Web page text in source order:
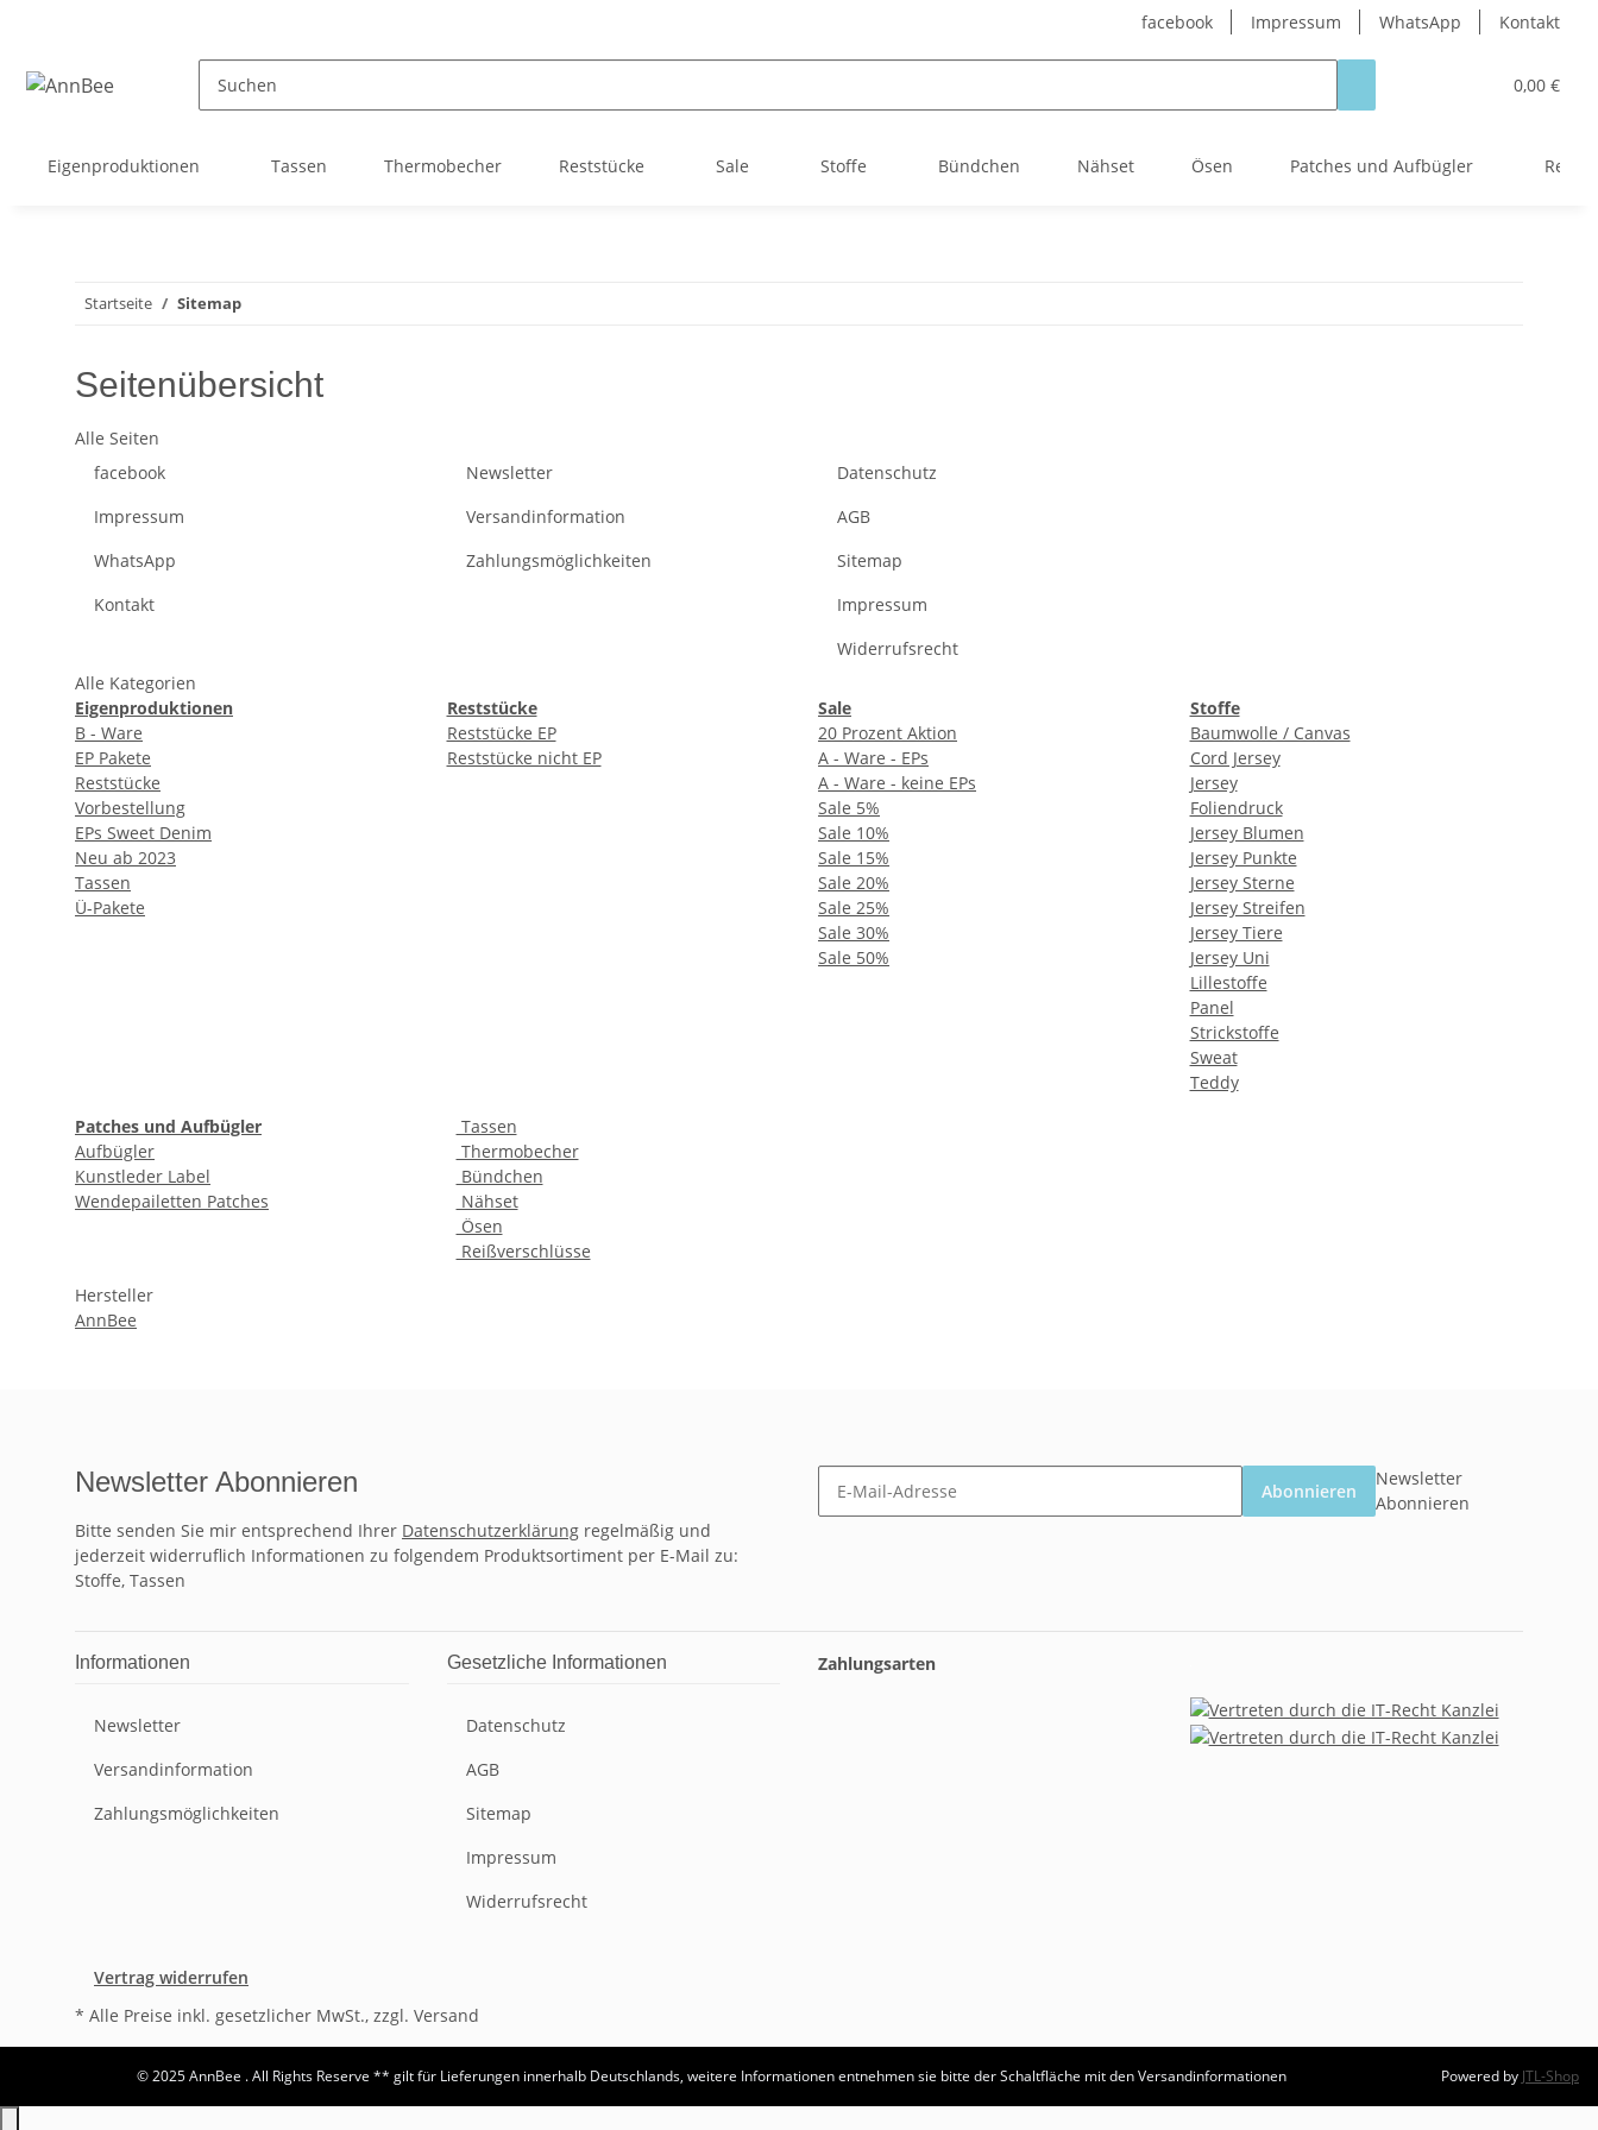
facebook Impressum WhatsApp Kontakt
0,00 €
Eigenproduktionen Tassen Thermobecher Reststücke Sale Stoffe Bündchen Nähset Ösen Patches und Aufbügler
Startseite Sitemap
Seitenübersicht
Alle Seiten
facebook
Impressum
WhatsApp
Kontakt
Newsletter
Versandinformation
Zahlungsmöglichkeiten
Datenschutz
AGB
Sitemap
Impressum
Widerrufsrecht
Alle Kategorien
Eigenproduktionen
B - Ware
EP Pakete
Reststücke
Vorbestellung
EPs Sweet Denim
Neu ab 2023
Tassen
Ü-Pakete
Reststücke
Reststücke EP
Reststücke nicht EP
Sale
20 Prozent Aktion
A - Ware - EPs
A - Ware - keine EPs
Sale 5%
Sale 10%
Sale 15%
Sale 20%
Sale 25%
Sale 30%
Sale 50%
Stoffe
Baumwolle / Canvas
Cord Jersey
Jersey
Foliendruck
Jersey Blumen
Jersey Punkte
Jersey Sterne
Jersey Streifen
Jersey Tiere
Jersey Uni
Lillestoffe
Panel
Strickstoffe
Sweat
Teddy
Patches und Aufbügler
Aufbügler
Kunstleder Label
Wendepailetten Patches
Tassen
Thermobecher
Bündchen
Nähset
Ösen
Reißverschlüsse
Hersteller
AnnBee
Newsletter Abonnieren
Bitte senden Sie mir entsprechend Ihrer Datenschutzerklärung regelmäßig und
jederzeit widerruflich Informationen zu folgendem Produktsortiment per E-Mail zu:
Stoffe, Tassen
Abonnieren
Newsletter
Abonnieren
Informationen
Newsletter
Versandinformation
Zahlungsmöglichkeiten
Gesetzliche Informationen
Datenschutz
AGB
Sitemap
Impressum
Widerrufsrecht
Zahlungsarten
Vertrag widerrufen
* Alle Preise inkl. gesetzlicher MwSt., zzgl. Versand
© 2025 AnnBee . All Rights Reserve ** gilt für Lieferungen innerhalb Deutschlands, weitere Informationen entnehmen sie bitte der Schaltfläche mit den Versandinformationen Powered by JTL-Shop